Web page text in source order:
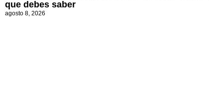
que debes saber
agosto 8, 2026